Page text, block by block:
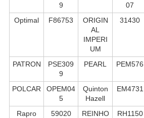
9
07
Optimal F86753
ORIGIN
AL
IMPERI
UM
31430
PATRON
PSE309
9
PEARL PEM576
POLCAR
OPEM04
5
Quinton
Hazell
EM4731
Rapro 59020
REINHO
RH1150